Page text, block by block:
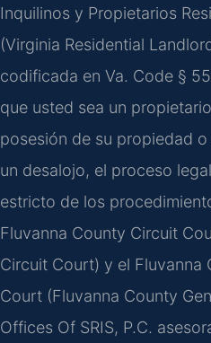
Inquilinos y Propietarios
(Virginia Residential
codificada en Va. Code §
que usted sea un
posesión de su propiedad
un desalojo, el proceso
estricto de los
Fluvanna County Circuit
Circuit Court) y el Fluvanna
Court (Fluvanna County
Offices Of SRIS, P.C.